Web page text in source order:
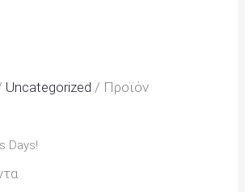
Uncategorized / Προϊόν
Days!